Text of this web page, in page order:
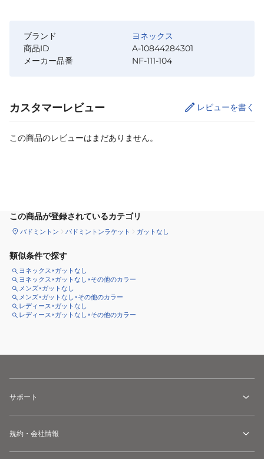
ブランド
ヨネックス
商品ID
A-10844284301
メーカー品番
NF-111-104
カスタマーレビュー レビューを書く
この商品のレビューはまだありません。
この商品が登録されているカテゴリ
バドミントン バドミントンラケット ガットなし
類似条件で探す
ヨネックス×ガットなし
ヨネックス×ガットなし×その他のカラー
メンズ×ガットなし
メンズ×ガットなし×その他のカラー
レディース×ガットなし
レディース×ガットなし×その他のカラー
サポート
規約・会社情報